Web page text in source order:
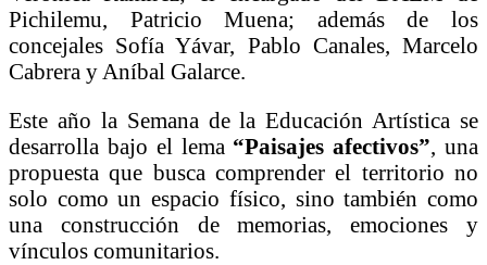
Pichilemu, Patricio Muena; además de los
concejales Sofía Yávar, Pablo Canales, Marcelo
Cabrera y Aníbal Galarce.
Este año la Semana de la Educación Artística se
desarrolla bajo el lema “Paisajes afectivos”, una
propuesta que busca comprender el territorio no
solo como un espacio físico, sino también como
una construcción de memorias, emociones y
vínculos comunitarios.